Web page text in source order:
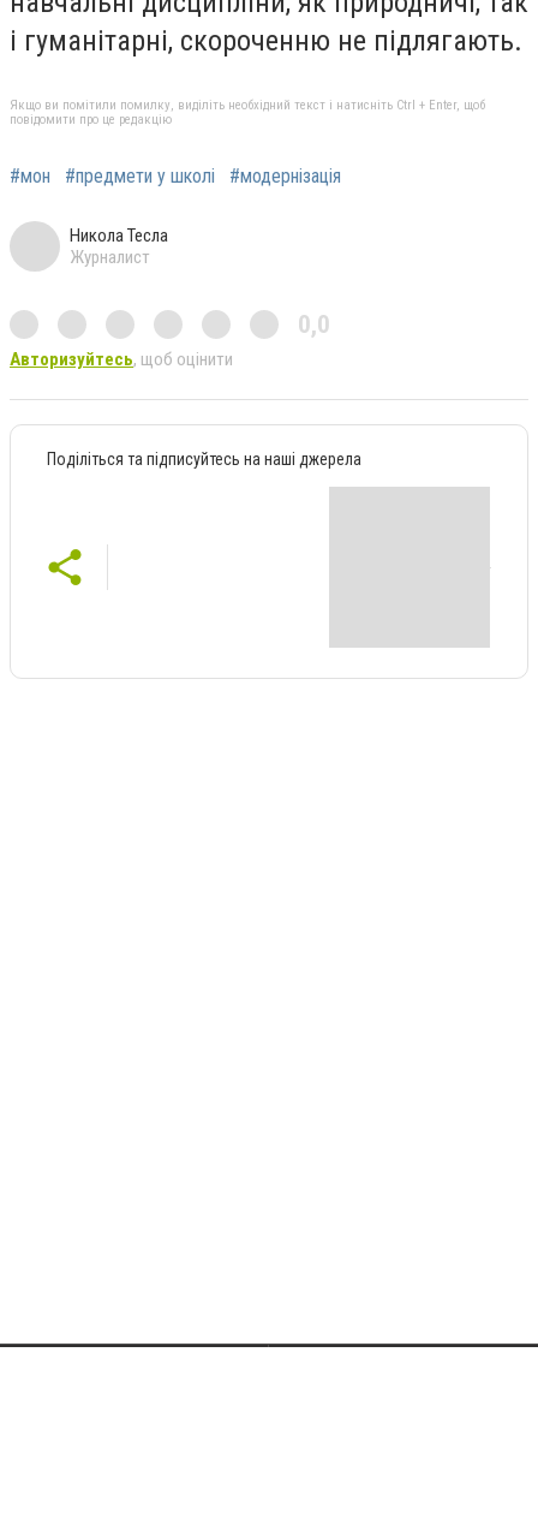
і гуманітарні, скороченню не підлягають.
Якщо ви помітили помилку, виділіть необхідний текст і натисніть Ctrl + Enter, щоб
повідомити про це редакцію
#мон #предмети у школі #модернізація
Никола Тесла
Журналист
0,0
Авторизуйтесь, щоб оцінити
Поділіться та підписуйтесь на наші джерела